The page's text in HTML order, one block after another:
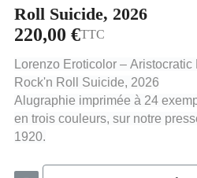
Roll Suicide, 2026
220,00 €TTC
Lorenzo Eroticolor –
Rock'n Roll Suicide, 2026
Alugraphie imprimée à 24
en trois couleurs, sur notre
1920.